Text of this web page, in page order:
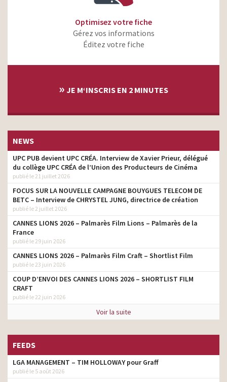
Optimisez votre fiche
Gérez vos informations
Éditez votre fiche
» JE M‘INSCRIS EN 2 MINUTES
NEWS
UPC PUB devient UPC CRÉA. Interview de Xavier Prieur, délégué
du collège UPC CRÉA de l’Union des Producteurs de Cinéma
publié le 21 juillet 2026
FOCUS SUR LA NOUVELLE CAMPAGNE BOUYGUES TELECOM DE
BETC – Interview de CHRYSTEL JUNG, directrice de création
publié le 2 juillet 2026
CANNES LIONS 2026 – Palmarès Film Lions – Palmarès de la
France
publié le 29 juin 2026
CANNES LIONS 2026 – Palmarès Film Craft – Shortlist Film
publié le 23 juin 2026
COUP D’ENVOI DES CANNES LIONS 2026 – SHORTLIST FILM
CRAFT
publié le 22 juin 2026
Voir la suite
FEEDS
LGA MANAGEMENT – TIM HOLLOWAY pour Graff
publié le 5 août 2026